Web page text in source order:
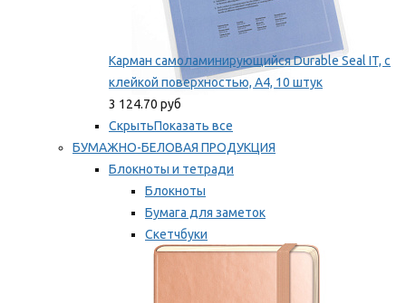
Карман самоламинирующийся Durable Seal IT, с
клейкой поверхностью, A4, 10 штук
3 124.70 руб
СкрытьПоказать все
БУМАЖНО-БЕЛОВАЯ ПРОДУКЦИЯ
Блокноты и тетради
Блокноты
Бумага для заметок
Скетчбуки
Тетради